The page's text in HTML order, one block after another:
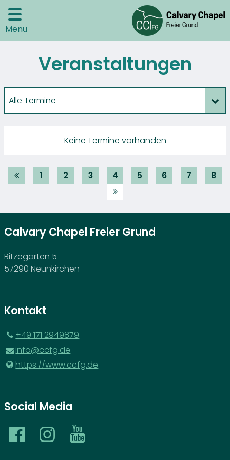
Menu
Veranstaltungen
Alle Termine
Keine Termine vorhanden
1 2 3 4 5 6 7 8
Calvary Chapel Freier Grund
Bitzegarten 5
57290 Neunkirchen
Kontakt
‪+49 171 2949879‬
info@​ccfg.​de
https://www.​ccfg.​de
Social Media